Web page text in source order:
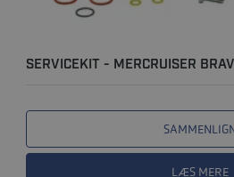
SERVICEKIT - MERCRUISER
LÆS MERE